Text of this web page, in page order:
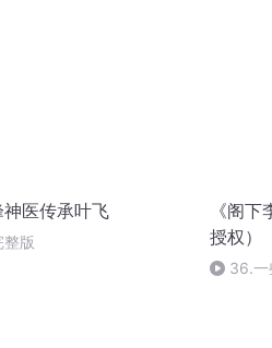
神医传承叶飞
整版
《阁
授权）
36.一